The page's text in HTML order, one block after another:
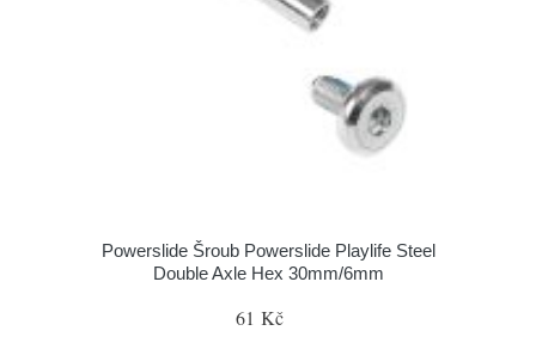
Powerslide Šroub Powerslide Playlife Steel
Double Axle Hex 30mm/6mm
61 Kč